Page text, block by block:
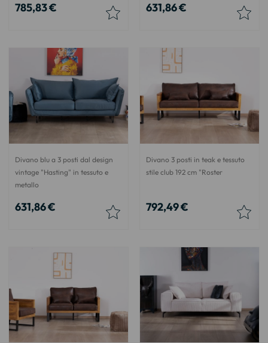
785,83 € 631,86 €
Divano blu a 3 posti dal design
vintage "Hasting" in tessuto e
metallo
631,86 €
Divano 3 posti in teak e tessuto
stile club 192 cm "Roster
792,49 €